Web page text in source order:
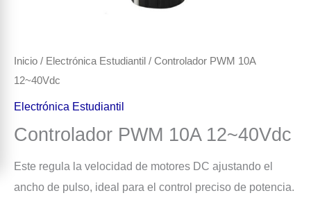
Inicio / Electrónica Estudiantil / Controlador PWM 10A
12~40Vdc
Electrónica Estudiantil
Controlador PWM 10A 12~40Vdc
Este regula la velocidad de motores DC ajustando el
ancho de pulso, ideal para el control preciso de potencia.